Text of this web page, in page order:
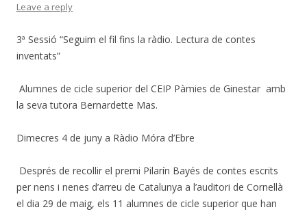
Leave a reply
3ª Sessió “Seguim el fil fins la ràdio. Lectura de contes
inventats”
Alumnes de cicle superior del CEIP Pàmies de Ginestar amb
la seva tutora Bernardette Mas.
Dimecres 4 de juny a Ràdio Móra d’Ebre
Després de recollir el premi Pilarín Bayés de contes escrits
per nens i nenes d’arreu de Catalunya a l’auditori de Cornellà
el dia 29 de maig, els 11 alumnes de cicle superior que han